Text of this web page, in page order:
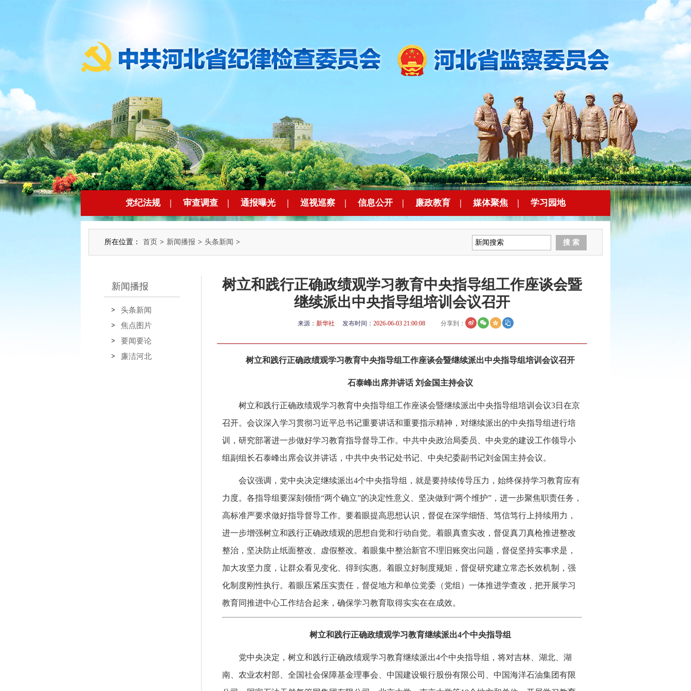
党纪法规 | 审查调查 | 通报曝光 | 巡视巡察 | 信息公开 | 廉政教育 | 媒体聚焦 | 学习园地
所在位置： 首页 > 新闻播报 > 头条新闻 >
新闻播报
头条新闻
焦点图片
要闻要论
廉洁河北
树立和践行正确政绩观学习教育中央指导组工作座谈会暨
继续派出中央指导组培训会议召开
来源： 新华社 发布时间： 2026-06-03 21:00:08 分享到：
树立和践行正确政绩观学习教育中央指导组工作座谈会暨继续派出中央指导组培训会议召开
石泰峰出席并讲话 刘金国主持会议
树立和践行正确政绩观学习教育中央指导组工作座谈会暨继续派出中央指导组培训会议3日在京
召开。会议深入学习贯彻习近平总书记重要讲话和重要指示精神，对继续派出的中央指导组进行培
训，研究部署进一步做好学习教育指导督导工作。中共中央政治局委员、中央党的建设工作领导小
组副组长石泰峰出席会议并讲话，中共中央书记处书记、中央纪委副书记刘金国主持会议。
会议强调，党中央决定继续派出4个中央指导组，就是要持续传导压力，始终保持学习教育应有
力度。各指导组要深刻领悟“两个确立”的决定性意义、坚决做到“两个维护”，进一步聚焦职责任务，
高标准严要求做好指导督导工作。要着眼提高思想认识，督促在深学细悟、笃信笃行上持续用力，
进一步增强树立和践行正确政绩观的思想自觉和行动自觉。着眼真查实改，督促真刀真枪推进整改
整治，坚决防止纸面整改、虚假整改。着眼集中整治新官不理旧账突出问题，督促坚持实事求是，
加大攻坚力度，让群众看见变化、得到实惠。着眼立好制度规矩，督促研究建立常态长效机制，强
化制度刚性执行。着眼压紧压实责任，督促地方和单位党委（党组）一体推进学查改，把开展学习
教育同推进中心工作结合起来，确保学习教育取得实实在在成效。
树立和践行正确政绩观学习教育继续派出4个中央指导组
党中央决定，树立和践行正确政绩观学习教育继续派出4个中央指导组，将对吉林、湖北、湖
南、农业农村部、全国社会保障基金理事会、中国建设银行股份有限公司、中国海洋石油集团有限